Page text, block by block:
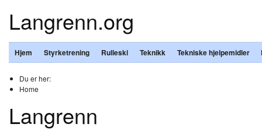
Langrenn.org
Hjem Styrketrening Rulleski Teknikk Tekniske hjelpemidler
Du er her:
Home
Langrenn